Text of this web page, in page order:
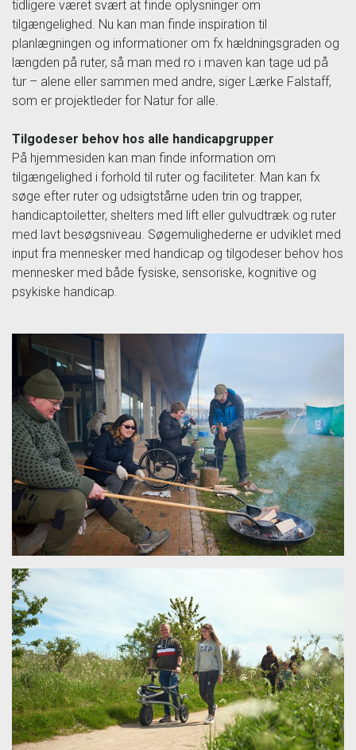
tidligere været svært at finde oplysninger om
tilgængelighed. Nu kan man finde inspiration til
planlægningen og informationer om fx hældningsgraden og
længden på ruter, så man med ro i maven kan tage ud på
tur – alene eller sammen med andre, siger Lærke Falstaff,
som er projektleder for Natur for alle.
Tilgodeser behov hos alle handicapgrupper
På hjemmesiden kan man finde information om
tilgængelighed i forhold til ruter og faciliteter. Man kan fx
søge efter ruter og udsigtstårne uden trin og trapper,
handicaptoiletter, shelters med lift eller gulvudtræk og ruter
med lavt besøgsniveau. Søgemulighederne er udviklet med
input fra mennesker med handicap og tilgodeser behov hos
mennesker med både fysiske, sensoriske, kognitive og
psykiske handicap.